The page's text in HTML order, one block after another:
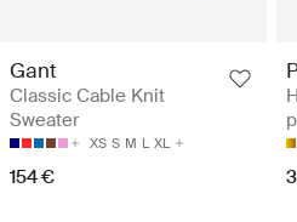
Gant
Classic Cable Knit
Sweater
XS S M L XL
154 €